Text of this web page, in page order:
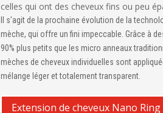
celles qui ont des cheveux fins ou peu
Il s'agit de la prochaine évolution de la
mèche, qui offre un fini impeccable. Grâce à
90% plus petits que les micro anneaux
mèches de cheveux individuelles sont
mélange léger et totalement transparent.
Extension de cheveux Nano Ring